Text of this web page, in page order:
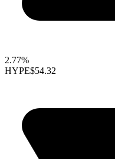
2.77%
HYPE$54.32